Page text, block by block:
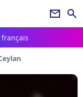
newsletter search